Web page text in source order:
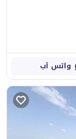
واتس آب